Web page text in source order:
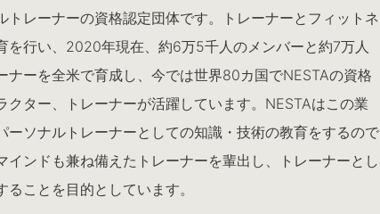
トレーナーの資格認定団体です。トレーナーとフィットネ
を行い、2020年現在、約6万5千人のメンバーと約7万人
ナーを全米で育成し、今では世界80カ国でNESTAの資格
クター、トレーナーが活躍しています。NESTAはこの業
ーソナルトレーナーとしての知識・技術の教育をするので
インドも兼ね備えたトレーナーを輩出し、トレーナーとし
ことを目的としています。